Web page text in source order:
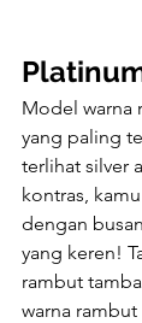
Model warna
yang paling
terlihat silver
kontras,
dengan
yang keren!
rambut
warna